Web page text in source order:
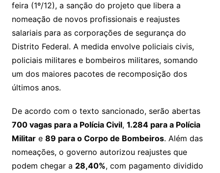
feira (1º/12), a sanção do projeto que libera a
nomeação de novos profissionais e reajustes
salariais para as corporações de segurança do
Distrito Federal. A medida envolve policiais civis,
policiais militares e bombeiros militares, somando
um dos maiores pacotes de recomposição dos
últimos anos.
De acordo com o texto sancionado, serão abertas
700 vagas para a Polícia Civil, 1.284 para a Polícia
Militare 89 para o Corpo de Bombeiros. Além das
nomeações, o governo autorizou reajustes que
podem chegar a 28,40%, com pagamento dividido